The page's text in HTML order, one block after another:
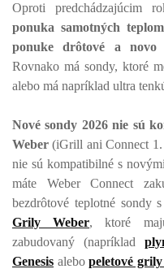
Oproti predchádzajúcim
ponuka samotných
ponuke drôtové a novo
Rovnako má sondy, ktoré
alebo má napríklad ultra
Nové sondy 2026 nie sú
Weber (iGrill ani Connect 1.
nie sú kompatibilné s
máte Weber Connect
bezdrôtové teplotné sondy
Grily Weber, ktoré
zabudovaný (napríklad
Genesis alebo peletové